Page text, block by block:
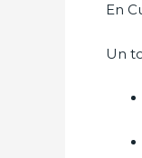
En
Un